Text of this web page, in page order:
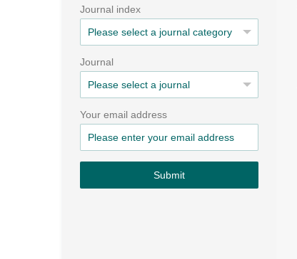
Journal index
Journal
Your email address
Submit